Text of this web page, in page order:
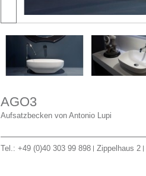
AGO3
Aufsatzbecken von Antonio Lupi
Tel.: +49 (0)40 303 99 898 Zippelhaus 2